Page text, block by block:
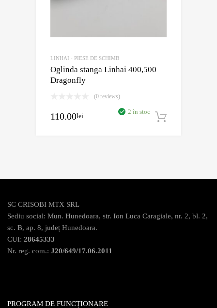
LINHAI - PIESE DE SCHIMB
Oglinda stanga Linhai 400,500
Dragonfly
(0 reviews)
110.00lei
2 în stoc
SC CRISOBI MTX SRL
Sediu social: Mun. Hunedoara, str. Ion Luca Caragiale, nr. 2, bl. 2,
sc. B, ap. 8, județ Hunedoara.
CUI: 28645333
Nr. reg. com.: J20/649/17.06.2011
PROGRAM DE FUNCȚIONARE